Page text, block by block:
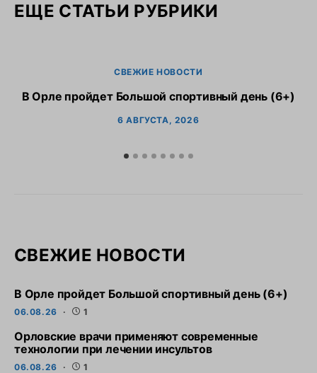
ЕЩЕ СТАТЬИ РУБРИКИ
СВЕЖИЕ НОВОСТИ
В Орле пройдет Большой спортивный день (6+)
6 АВГУСТА, 2026
СВЕЖИЕ НОВОСТИ
В Орле пройдет Большой спортивный день (6+)
06.08.26 1
Орловские врачи применяют современные
технологии при лечении инсультов
06.08.26 1